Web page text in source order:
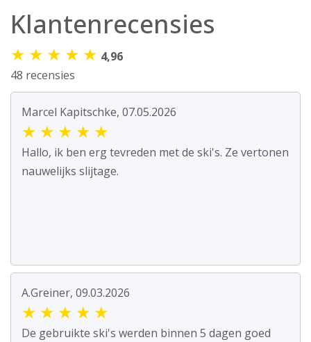
Klantenrecensies
★ ★ ★ ★ ★ 4,96
48 recensies
Marcel Kapitschke, 07.05.2026
★ ★ ★ ★ ★
Hallo, ik ben erg tevreden met de ski's. Ze vertonen
nauwelijks slijtage.
A.Greiner, 09.03.2026
★ ★ ★ ★ ★
De gebruikte ski's werden binnen 5 dagen goed